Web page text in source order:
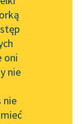
Lektur
dla piszących i
oni
nie
nie
się
się kładły